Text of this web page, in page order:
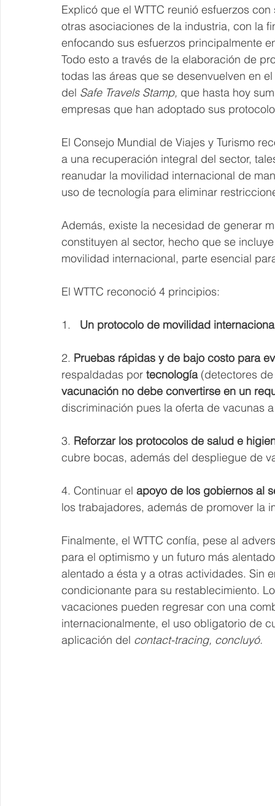
Explicó que el WTTC reunió esfuerzos
otras asociaciones de la industria, con la
enfocando sus esfuerzos principalmente
Todo esto a través de la elaboración de
todas las áreas que se desenvuelven en
del Safe Travels Stamp, que hasta hoy
empresas que han adoptado sus
El Consejo Mundial de Viajes y Turismo
a una recuperación integral del sector,
reanudar la movilidad internacional de
uso de tecnología para eliminar
Además, existe la necesidad de generar
constituyen al sector, hecho que se
movilidad internacional, parte esencial
El WTTC reconoció 4 principios:
1.
Un protocolo de movilidad
2. Pruebas rápidas y de bajo costo para
respaldadas por tecnología (detectores
vacunación no debe convertirse en un
discriminación pues la oferta de vacunas
3. Reforzar los protocolos de salud e
cubre bocas, además del despliegue de
4. Continuar el apoyo de los gobiernos al
los trabajadores, además de promover la
Finalmente, el WTTC confía, pese al
para el optimismo y un futuro más
alentado a ésta y a otras actividades. Sin
condicionante para su restablecimiento.
vacaciones pueden regresar con una
internacionalmente, el uso obligatorio de
aplicación del contact-tracing, concluyó.